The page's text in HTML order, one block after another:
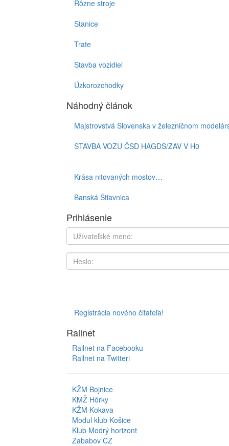
Rôzne stroje
Stanice
Trate
Stavba vozidiel
Úzkorozchodky
Náhodný článok
Majstrovstvá Slovenska v železničnom
STAVBA VOZU ČSD HAGDS/ZAV V H0
Krása nitovaných mostov…
Banská Štiavnica
Prihlásenie
Registrácia nového čitateľa!
Railnet
Railnet na Facebooku
Railnet na Twitteri
KŽM Bojnice
KMŽ Hôrky
KŽM Kokava
Modul klub Košice
Klub Modrý horizont
Zababov CZ